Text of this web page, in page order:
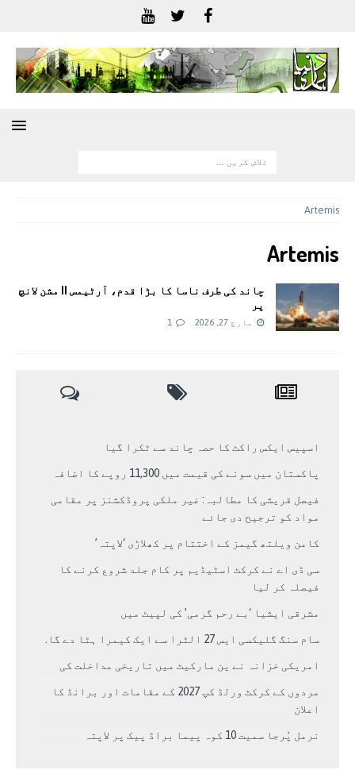
Artemis
Artemis
چاند کی طرف ناسا کا بڑا قدم، آرٹیمس II مشن لانچ
پر
مارچ 27, 2026 1
اسپیس ایکس راکٹ کا حصہ چاند سے ٹکرا گیا
پاکستان میں سونے کی قیمت میں 11,300 روپے کا اضافہ
فیصل قریشی کا مطالبہ: غیر ملکی پروڈکشنز پر مقامی
مواد کو ترجیح دی جائے
کامن ویلتھ گیمز کے اختتام پر کھلاڑی ‘لاپتہ’
سی ڈی اے نے کرکٹ اسٹیڈیم پر کام جلد شروع کرنے کا
فیصلہ کر لیا
مشرقی ایشیا ‘بے رحم گرمی’ کی لپیٹ میں
سام سنگ گلیکسی ایس 27 الٹرا سے ایک کیمرا ہٹا دے گا.
امریکی خزانہ نے ین مارکیٹ میں تاریخی مداخلت کی
مردوں کے کرکٹ ورلڈ کپ 2027 کے مقامات اور برانڈ کا
اعلان
نرمل پُرجا سمیت 10 کوہ پیما براڈ پیک پر لاپتہ